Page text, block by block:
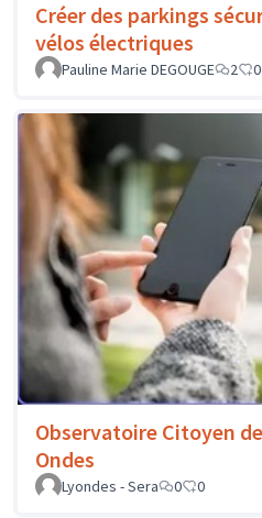
Créer des parkings
vélos électriques
Pauline Marie DEGOUGE
2 0
Observatoire Citoyen
Ondes
Lyondes - Sera
0 0